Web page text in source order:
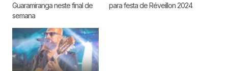
Guaramiranga neste final de
semana
para festa de Réveillon 2024